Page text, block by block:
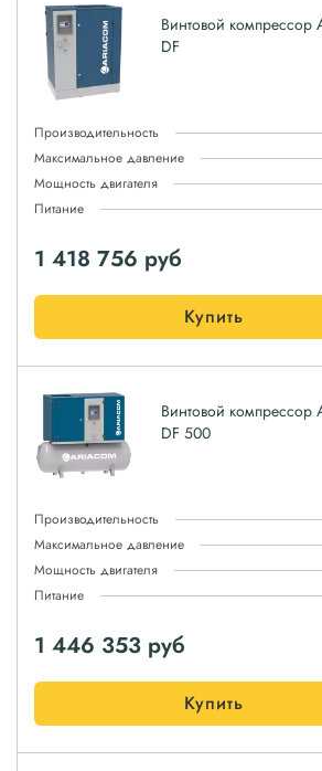
Винтовой компрессор
DF
Производительность
Максимальное давление
Мощность двигателя
Питание
1 418 756 руб
Купить
Винтовой компрессор
DF 500
Производительность
Максимальное давление
Мощность двигателя
Питание
1 446 353 руб
Купить